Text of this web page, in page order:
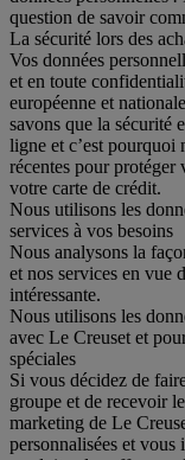
question de savoir
La sécurité lors des
Vos données
et en toute
européenne et
savons que la sécurité
ligne et c’est pourquoi
récentes pour protéger
votre carte de crédit.
Nous utilisons les
services à vos besoins
Nous analysons la
et nos services en vue
intéressante.
Nous utilisons les
avec Le Creuset et
spéciales
Si vous décidez de
groupe et de recevoir
marketing de Le
personnalisées et